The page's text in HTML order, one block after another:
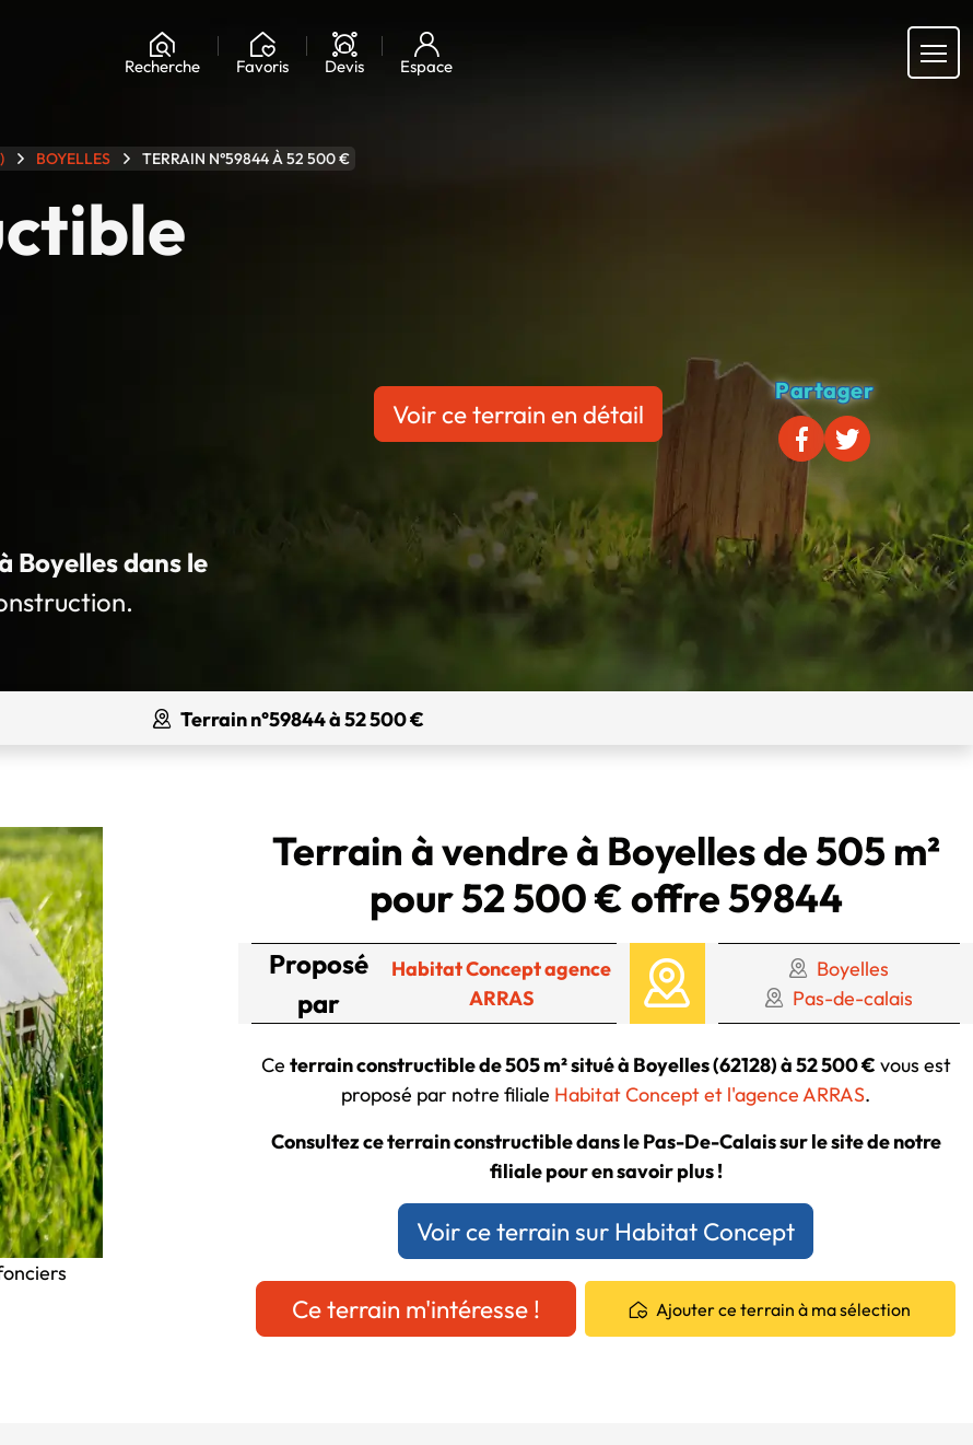
Recherche Chargement...
Favoris Devis Espace
BOYELLES TERRAIN N°59844 À 52 500 €
Boyelles dans le
Voir ce terrain en détail
Partager
Terrain n°59844 à 52 500 €
Terrain à vendre à Boyelles de 505 m²
pour 52 500 € offre 59844
Proposé
par
Habitat Concept agence
ARRAS
Boyelles
Pas-de-calais
Ce terrain constructible de 505 m² situé à Boyelles (62128) à 52 500 € vous est
proposé par notre filiale Habitat Concept et l'agence ARRAS.
Consultez ce terrain constructible dans le Pas-De-Calais sur le site de notre
filiale pour en savoir plus !
Voir ce terrain sur Habitat Concept
Ce terrain m'intéresse ! Ajouter ce terrain à ma sélection